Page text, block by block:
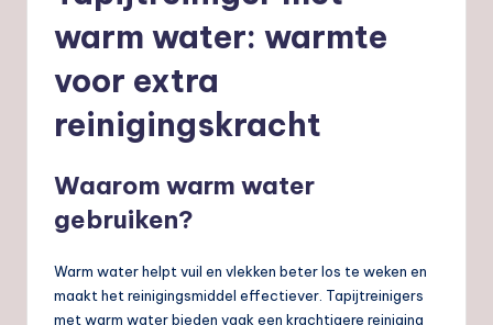
warm water: warmte
voor extra
reinigingskracht
Waarom warm water
gebruiken?
Warm water helpt vuil en vlekken beter los te weken en
maakt het reinigingsmiddel effectiever. Tapijtreinigers
met warm water bieden vaak een krachtigere reiniging